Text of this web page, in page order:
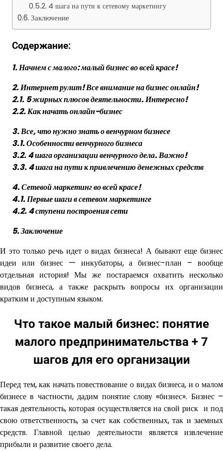
4 шага на пути к сетевому маркетингу
Заключение
Содержание:
1. Начнем с малого: малый бизнес во всей красе!
2. Интернет рулит! Все внимание на бизнес онлайн!
2.1. 5 жирных плюсов деятельности. Интересно!
2.2. Как начать онлайн-бизнес
3. Все, что нужно знать о венчурном бизнесе
3.1. Особенности венчурного бизнеса
3.2. 4 шага организации венчурного дела. Важно!
3.3. 4 шага на пути к привлечению денежных средств
4. Сетевой маркетинг во всей красе!
4.1. Первые шаги в сетевом маркетинге
4.2. 4 ступени построения сети
5. Заключение
И это только речь идет о видах бизнеса! А бывают еще бизнес
идеи или бизнес — инкубаторы, а бизнес-план – вообще
отдельная история! Мы же постараемся охватить несколько
видов бизнеса, а также раскрыть вопросы их организации
кратким и доступным языком.
Что такое малый бизнес: понятие
малого предпринимательства + 7
шагов для его организации
Перед тем, как начать повествование о видах бизнеса, и о малом
бизнесе в частности, дадим понятие слову «бизнес». Бизнес –
такая деятельность, которая осуществляется на свой риск и под
свою ответственность, за счет как собственных, так и заемных
средств. Главной целью деятельности является извлечение
прибыли и развитие своего дела.